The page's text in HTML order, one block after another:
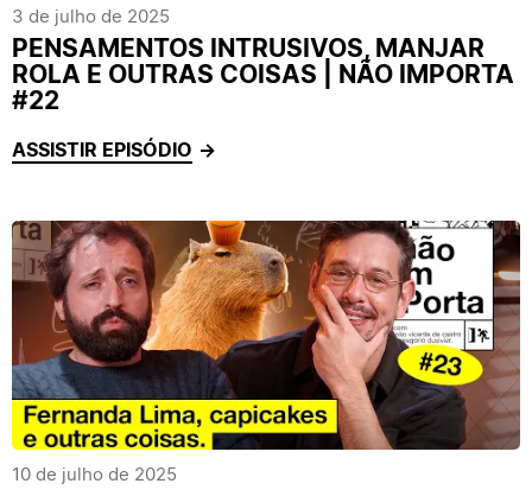
3 de julho de 2025
PENSAMENTOS INTRUSIVOS, MANJAR
ROLA E OUTRAS COISAS | NÃO IMPORTA
#22
ASSISTIR EPISÓDIO
10 de julho de 2025